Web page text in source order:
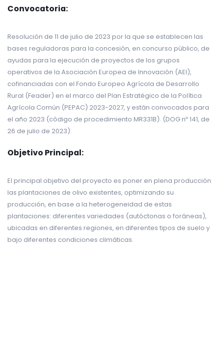
Convocatoria:
Resolución de 11 de julio de 2023 por la que se establecen las
bases reguladoras para la concesión, en concurso público, de
ayudas para la ejecución de proyectos de los grupos
operativos de la Asociación Europea de Innovación (AEI),
cofinanciadas con el Fondo Europeo Agrícola de Desarrollo
Rural (Feader) en el marco del Plan Estratégico de la Política
Agrícola Común (PEPAC) 2023-2027, y están convocados para
el año 2023 (código de procedimiento MR331B). (DOG nº 141, de
26 de julio de 2023).
Objetivo Principal:
El principal objetivo del proyecto es poner en plena producción
las plantaciones de olivo existentes, optimizando su
producción, en base a la heterogeneidad de estas
plantaciones: diferentes variedades (autóctonas o foráneas),
ubicadas en diferentes regiones, en diferentes tipos de suelo y
bajo diferentes condiciones climáticas.